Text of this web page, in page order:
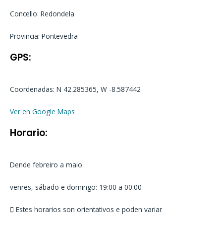
Concello: Redondela
Provincia: Pontevedra
GPS:
Coordenadas: N 42.285365, W -8.587442
Ver en Google Maps
Horario:
Dende febreiro a maio
venres, sábado e domingo: 19:00 a 00:00
Estes horarios son orientativos e poden variar